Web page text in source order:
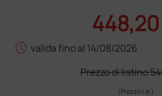
schedule valida fino al 14/08/2026
Prezzo di listino
(Prezzo i.e.)